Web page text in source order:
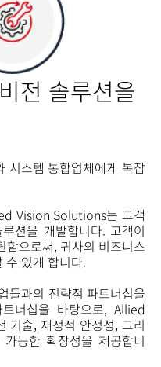
전 솔루션을
시스템 통합업체에게 복잡
Vision Solutions는 고객
션을 개발합니다. 고객이
함으로써, 귀사의 비즈니스
수 있게 합니다.
들과의 전략적 파트너십을
너십을 바탕으로, Allied
기술, 재정적 안정성, 그리
능한 확장성을 제공합니